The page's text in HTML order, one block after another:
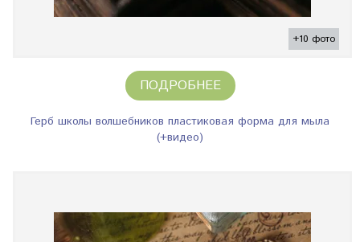
+10 фото
ПОДРОБНЕЕ
Герб школы волшебников пластиковая форма для мыла
(+видео)